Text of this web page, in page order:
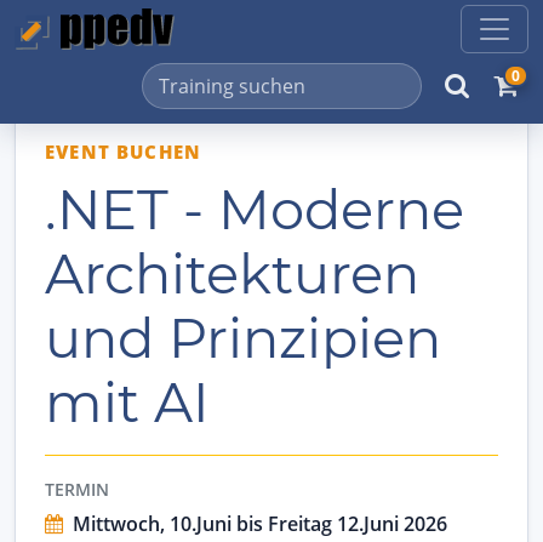
0
EVENT BUCHEN
.NET - Moderne
Architekturen
und Prinzipien
mit AI
TERMIN
Mittwoch, 10.Juni bis Freitag 12.Juni 2026